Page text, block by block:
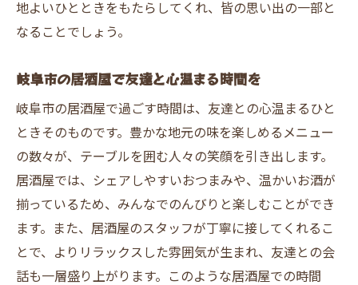
地よいひとときをもたらしてくれ、皆の思い出の一部と
なることでしょう。
岐阜市の居酒屋で友達と心温まる時間を
岐阜市の居酒屋で過ごす時間は、友達との心温まるひと
ときそのものです。豊かな地元の味を楽しめるメニュー
の数々が、テーブルを囲む人々の笑顔を引き出します。
居酒屋では、シェアしやすいおつまみや、温かいお酒が
揃っているため、みんなでのんびりと楽しむことができ
ます。また、居酒屋のスタッフが丁寧に接してくれるこ
とで、よりリラックスした雰囲気が生まれ、友達との会
話も一層盛り上がります。このような居酒屋での時間